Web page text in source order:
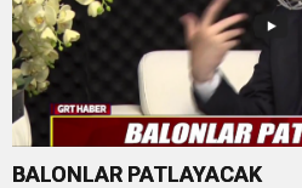
BALONLAR PATLAYACAK